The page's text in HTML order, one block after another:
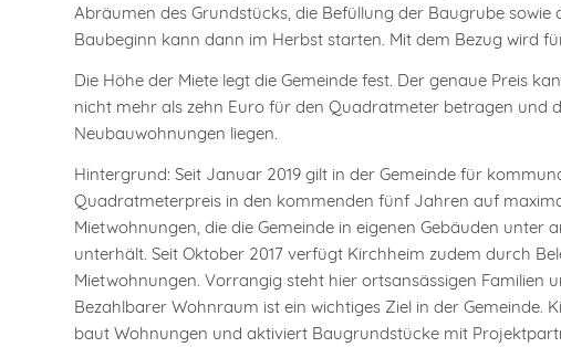
Abräumen des Grundstücks, die Befüllung der Baugrube
Baubeginn kann dann im Herbst starten. Mit dem Bezug wird
Die Höhe der Miete legt die Gemeinde fest. Der genaue Preis
nicht mehr als zehn Euro für den Quadratmeter betragen und
Neubauwohnungen liegen.
Hintergrund: Seit Januar 2019 gilt in der Gemeinde für
Quadratmeterpreis in den kommenden fünf Jahren auf
Mietwohnungen, die die Gemeinde in eigenen Gebäuden
unterhält. Seit Oktober 2017 verfügt Kirchheim zudem durch
Mietwohnungen. Vorrangig steht hier ortsansässigen Familien
Bezahlbarer Wohnraum ist ein wichtiges Ziel in der Gemeinde.
baut Wohnungen und aktiviert Baugrundstücke mit